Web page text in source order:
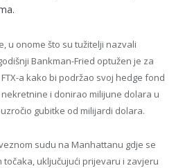
u onome što su tužitelji nazvali
Bankman-Fried optužen je za
a kako bi podržao svoj hedge fond
i donirao milijune dolara u
gubitke od milijardi dolara.
sudu na Manhattanu gdje se
uključujući prijevaru i zavjeru